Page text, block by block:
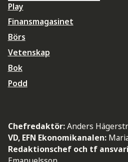
Play
Finansmagasinet
Börs
Vetenskap
Bok
Podd
Chefredaktör:Anders
VD, EFN Ekonomikanalen:
Redaktionschef och tf